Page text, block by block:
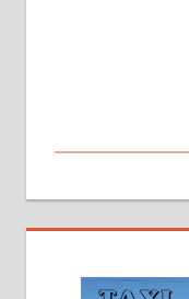
стамбене